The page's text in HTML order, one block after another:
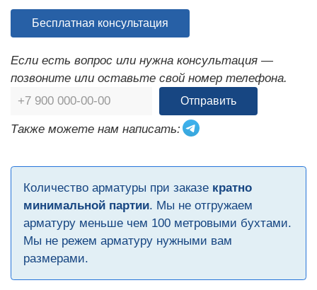
Бесплатная консультация
Если есть вопрос или нужна консультация —
позвоните или оставьте свой номер телефона.
Отправить
Также можете нам написать:
Количество арматуры при заказе кратно
минимальной партии. Мы не отгружаем
арматуру меньше чем 100 метровыми бухтами.
Мы не режем арматуру нужными вам
размерами.